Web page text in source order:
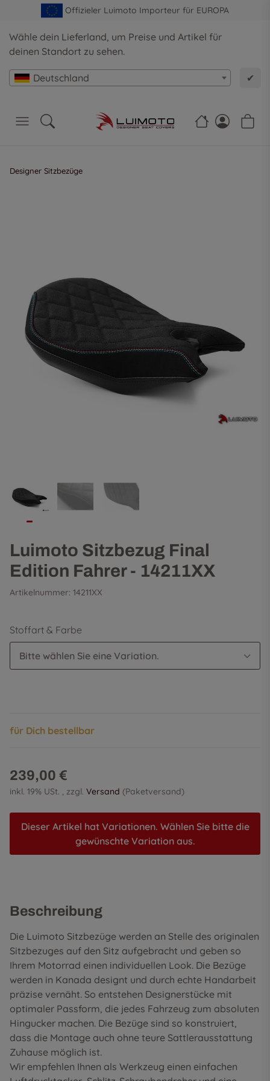
Offizieler Luimoto Importeur für EUROPA
Wähle dein Lieferland, um Preise und Artikel für
deinen Standort zu sehen.
Deutschland ✔
Designer Sitzbezüge
Luimoto Sitzbezug Final
Edition Fahrer - 14211XX
Artikelnummer: 14211XX
Stoffart & Farbe
Bitte wählen Sie eine Variation.
für Dich bestellbar
239,00 €
inkl. 19% USt. , zzgl. Versand (Paketversand)
Dieser Artikel hat Variationen. Wählen Sie bitte die
gewünschte Variation aus.
Beschreibung
Die Luimoto Sitzbezüge werden an Stelle des originalen
Sitzbezuges auf den Sitz aufgebracht und geben so
Ihrem Motorrad einen individuellen Look. Die Bezüge
werden in Kanada designt und durch echte Handarbeit
präzise vernäht. So entstehen Designerstücke mit
optimaler Passform, die jedes Fahrzeug zum absoluten
Hingucker machen. Die Bezüge sind so konstruiert,
dass die Montage auch ohne teure Sattlerausstattung
Zuhause möglich ist.
Wir empfehlen Ihnen als Werkzeug einen einfachen